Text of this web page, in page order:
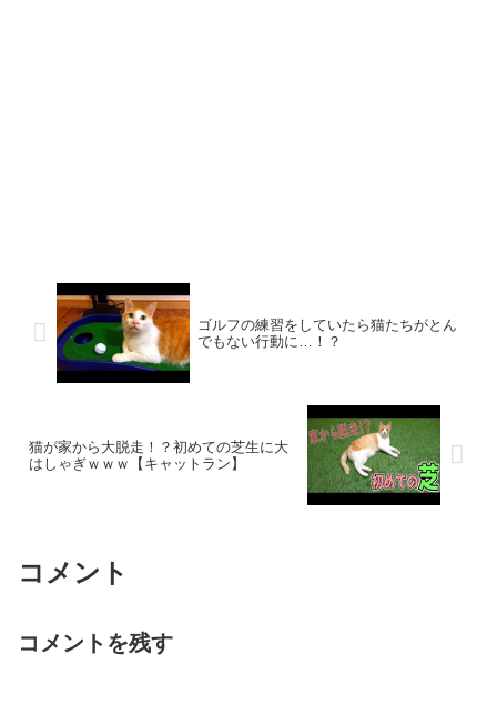
ゴルフの練習をしていたら猫たちがとん
でもない行動に…！？
猫が家から大脱走！？初めての芝生に大
はしゃぎｗｗｗ【キャットラン】
コメント
コメントを残す